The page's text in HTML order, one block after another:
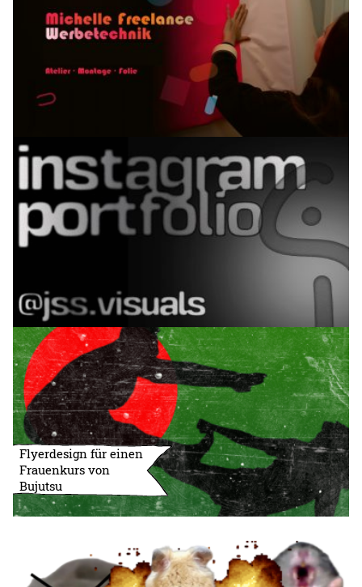
Flyerdesign für einen
Frauenkurs von
Bujutsu